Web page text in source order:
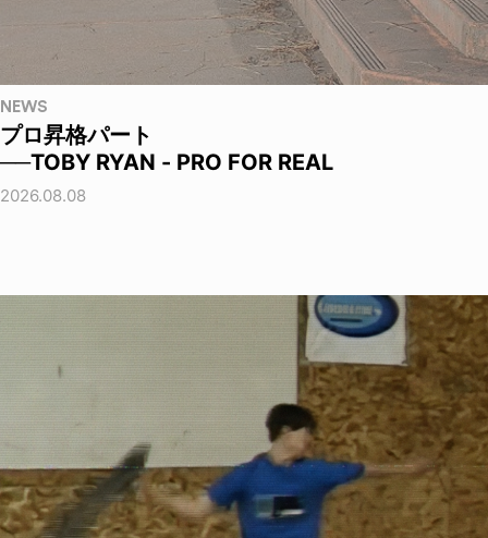
NEWS
プロ昇格パート
──TOBY RYAN - PRO FOR REAL
2026.08.08